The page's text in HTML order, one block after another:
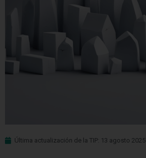
Última actualización de la TIP: 13 agosto 2025